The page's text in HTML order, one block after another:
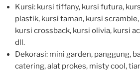
Kursi: kursi tiffany, kursi futura,
plastik, kursi taman, kursi
kursi crossback, kursi olivia, kursi
dll.
Dekorasi: mini garden, panggung,
catering, alat prokes, misty cool,